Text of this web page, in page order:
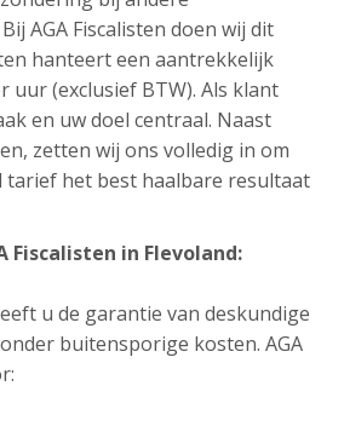
AGA Fiscalisten doen wij dit
hanteert een aantrekkelijk
uur (exclusief BTW). Als klant
en uw doel centraal. Naast
zetten wij ons volledig in om
tarief het best haalbare resultaat
Fiscalisten in Flevoland:
u de garantie van deskundige
buitensporige kosten. AGA